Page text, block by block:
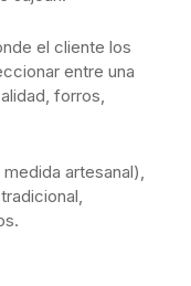
el cliente los
entre una
forros,
artesanal),